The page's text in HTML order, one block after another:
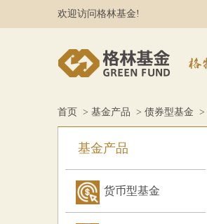
欢迎访问格林基金!
首页 > 基金产品 > 债券型基金 >
基金产品
货币型基金